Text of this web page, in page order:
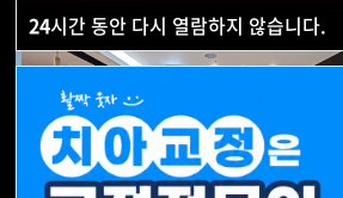
24시간 동안 다시 열람하지 않습니다.